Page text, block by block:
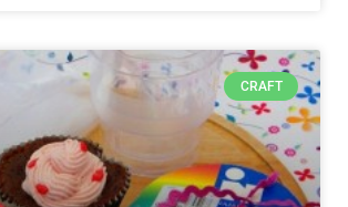
CRAFT